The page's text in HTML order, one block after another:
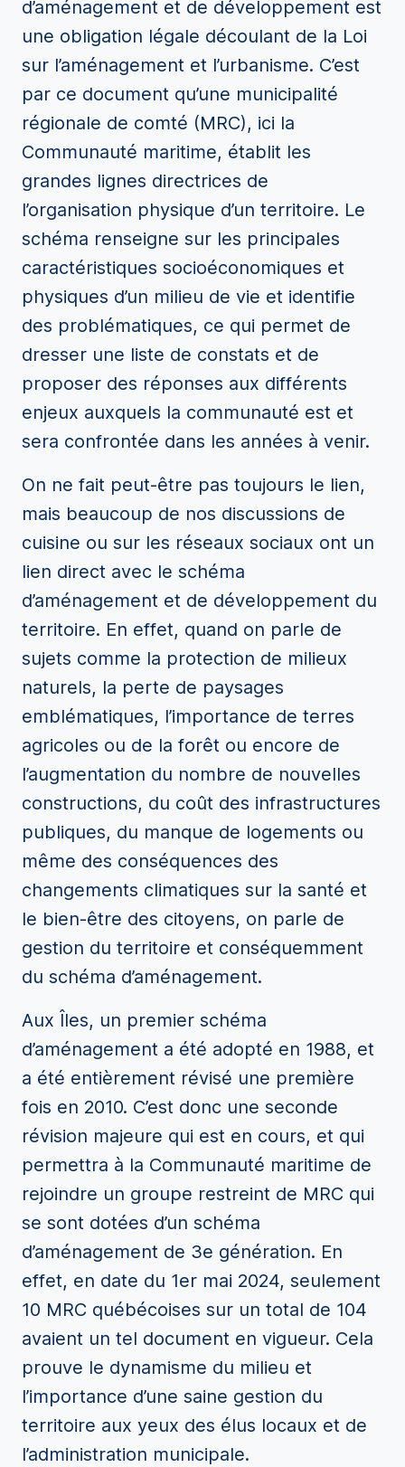
d’aménagement et de développement est
une obligation légale découlant de la Loi
sur l’aménagement et l’urbanisme. C’est
par ce document qu’une municipalité
régionale de comté (MRC), ici la
Communauté maritime, établit les
grandes lignes directrices de
l’organisation physique d’un territoire. Le
schéma renseigne sur les principales
caractéristiques socioéconomiques et
physiques d’un milieu de vie et identifie
des problématiques, ce qui permet de
dresser une liste de constats et de
proposer des réponses aux différents
enjeux auxquels la communauté est et
sera confrontée dans les années à venir.
On ne fait peut-être pas toujours le lien,
mais beaucoup de nos discussions de
cuisine ou sur les réseaux sociaux ont un
lien direct avec le schéma
d’aménagement et de développement du
territoire. En effet, quand on parle de
sujets comme la protection de milieux
naturels, la perte de paysages
emblématiques, l’importance de terres
agricoles ou de la forêt ou encore de
l’augmentation du nombre de nouvelles
constructions, du coût des infrastructures
publiques, du manque de logements ou
même des conséquences des
changements climatiques sur la santé et
le bien-être des citoyens, on parle de
gestion du territoire et conséquemment
du schéma d’aménagement.
Aux Îles, un premier schéma
d’aménagement a été adopté en 1988, et
a été entièrement révisé une première
fois en 2010. C’est donc une seconde
révision majeure qui est en cours, et qui
permettra à la Communauté maritime de
rejoindre un groupe restreint de MRC qui
se sont dotées d’un schéma
d’aménagement de 3e génération. En
effet, en date du 1er mai 2024, seulement
10 MRC québécoises sur un total de 104
avaient un tel document en vigueur. Cela
prouve le dynamisme du milieu et
l’importance d’une saine gestion du
territoire aux yeux des élus locaux et de
l’administration municipale.